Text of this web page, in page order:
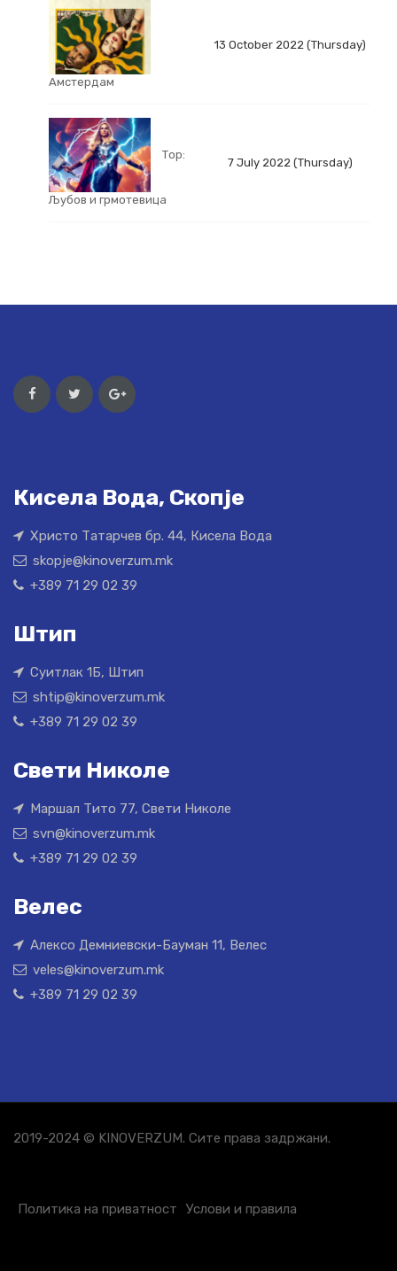
Амстердам
13 October 2022 (Thursday)
Тор:
Љубов и грмотевица
7 July 2022 (Thursday)
Кисела Вода, Скопје
Христо Татарчев бр. 44, Кисела Вода
skopje@kinoverzum.mk
+389 71 29 02 39
Штип
Суитлак 1Б, Штип
shtip@kinoverzum.mk
+389 71 29 02 39
Свети Николе
Маршал Тито 77, Свети Николе
svn@kinoverzum.mk
+389 71 29 02 39
Велес
Алексо Демниевски-Бауман 11, Велес
veles@kinoverzum.mk
+389 71 29 02 39
2019-2024 © KINOVERZUM. Сите права задржани.
Политика на приватност Услови и правила